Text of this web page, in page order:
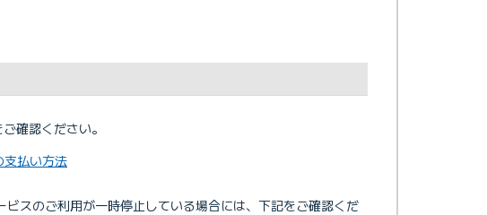
確認ください。
支払い方法
ビスのご利用が一時停止している場合には、下記をご確認くだ